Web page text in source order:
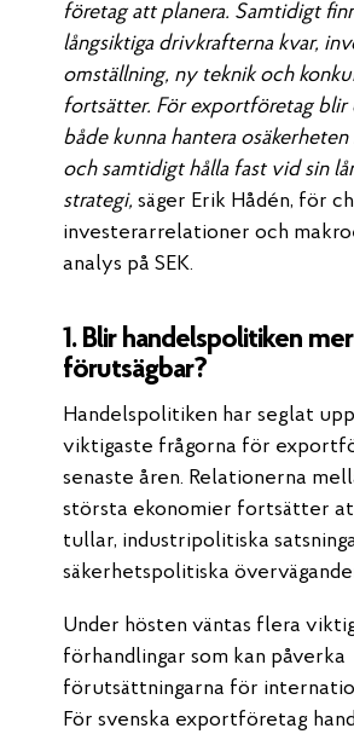
företag att planera. Samtidigt
långsiktiga drivkrafterna kvar,
omställning, ny teknik och
fortsätter. För exportföretag
både kunna hantera
och samtidigt hålla fast vid sin
strategi, säger Erik Hådén, för
investerarrelationer och
analys på SEK.
1. Blir handelspolitiken mer
förutsägbar?
Handelspolitiken har seglat
viktigaste frågorna för
senaste åren. Relationerna
största ekonomier fortsätter
tullar, industripolitiska
säkerhetspolitiska
Under hösten väntas flera
förhandlingar som kan påverka
förutsättningarna för
För svenska exportföretag